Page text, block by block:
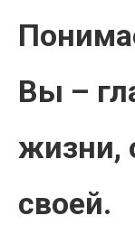
Вы –
жизни,
своей.